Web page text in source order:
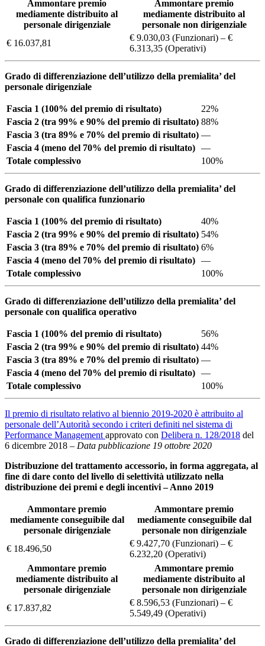
Ammontare premio
mediamente distribuito al
personale dirigenziale
Ammontare premio
mediamente distribuito al
personale non dirigenziale
€ 16.037,81
€ 9.030,03 (Funzionari) – €
6.313,35 (Operativi)
Grado di differenziazione dell’utilizzo della premialita’ del
personale dirigenziale
Fascia 1 (100% del premio di risultato)
22%
Fascia 2 (tra 99% e 90% del premio di risultato) 88%
Fascia 3 (tra 89% e 70% del premio di risultato) —
Fascia 4 (meno del 70% del premio di risultato) —
Totale complessivo
100%
Grado di differenziazione dell’utilizzo della premialita’ del
personale con qualifica funzionario
Fascia 1 (100% del premio di risultato)
40%
Fascia 2 (tra 99% e 90% del premio di risultato) 54%
Fascia 3 (tra 89% e 70% del premio di risultato) 6%
Fascia 4 (meno del 70% del premio di risultato) —
Totale complessivo
100%
Grado di differenziazione dell’utilizzo della premialita’ del
personale con qualifica operativo
Fascia 1 (100% del premio di risultato)
56%
Fascia 2 (tra 99% e 90% del premio di risultato) 44%
Fascia 3 (tra 89% e 70% del premio di risultato) —
Fascia 4 (meno del 70% del premio di risultato) —
Totale complessivo
100%
Il premio di risultato relativo al biennio 2019-2020 è attribuito al
personale dell’Autorità secondo i criteri definiti nel sistema di
Performance Management approvato con Delibera n. 128/2018 del
6 dicembre 2018 – Data pubblicazione 19 ottobre 2020
Distribuzione del trattamento accessorio, in forma aggregata, al
fine di dare conto del livello di selettività utilizzato nella
distribuzione dei premi e degli incentivi – Anno 2019
Ammontare premio
mediamente conseguibile dal
personale dirigenziale
Ammontare premio
mediamente conseguibile dal
personale non dirigenziale
€ 18.496,50
€ 9.427,70 (Funzionari) – €
6.232,20 (Operativi)
Ammontare premio
mediamente distribuito al
personale dirigenziale
Ammontare premio
mediamente distribuito al
personale non dirigenziale
€ 17.837,82
€ 8.596,53 (Funzionari) – €
5.549,49 (Operativi)
Grado di differenziazione dell’utilizzo della premialita’ del